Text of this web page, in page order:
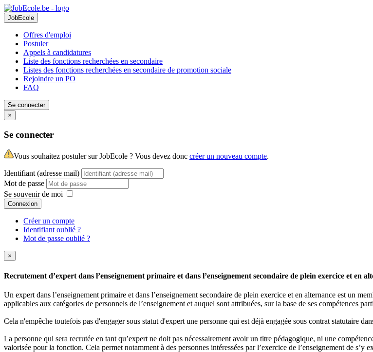
JobEcole
Offres d'emploi
Postuler
Appels à candidatures
Liste des fonctions recherchées en secondaire
Listes des fonctions recherchées en secondaire de promotion sociale
Rejoindre un PO
FAQ
Se connecter
×
Se connecter
Vous souhaitez postuler sur JobEcole ? Vous devez donc créer un nouveau compte.
Identifiant (adresse mail)
Mot de passe
Se souvenir de moi
Connexion
Créer un compte
Identifiant oublié ?
Mot de passe oublié ?
×
Recrutement d’expert dans l’enseignement primaire et dans l’enseignement secondaire de plein exercice et en
Un expert dans l’enseignement primaire et dans l’enseignement secondaire de plein exercice et en alternance est un
applicables aux catégories de personnels de l’enseignement et auquel sont attribuées, sur la base de ses compétences
Cela n'empêche toutefois pas d'engager sous statut d'expert une personne qui est déjà engagée sous contrat statutaire
La personne qui sera recrutée en tant qu’expert ne doit pas nécessairement avoir un titre pédagogique, ni une
valorisée pour la fonction. Cela permet notamment à des personnes intéressées par l’exercice de l’enseignement de s’y